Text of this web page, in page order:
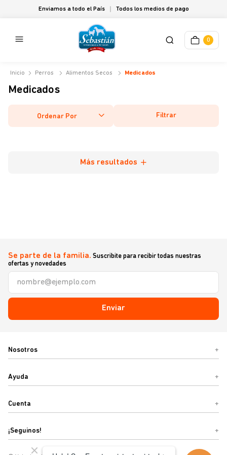
Enviamos a todo el País Todos los medios de pago
0
Perros Alimentos Secos Medicados
Medicados
Ordenar Por Filtrar
Se parte de la familia. Suscribite para recibir todas nuestras
ofertas y novedades
Enviar
Nosotros +
Ayuda +
Cuenta +
¡Seguinos! +